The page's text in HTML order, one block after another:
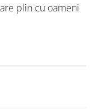
plin cu oameni